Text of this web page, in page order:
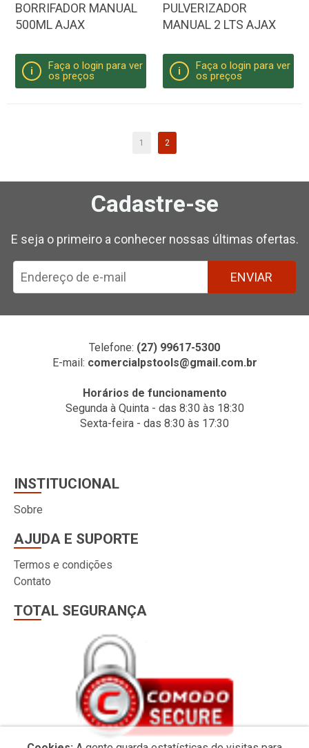
BORRIFADOR MANUAL
500ML AJAX
i
Faça o login para ver
os preços
PULVERIZADOR
MANUAL 2 LTS AJAX
i
Faça o login para ver
os preços
1 2
Cadastre-se
E seja o primeiro a conhecer nossas últimas ofertas.
ENVIAR
Telefone: (27) 99617-5300
E-mail: comercialpstools@gmail.com.br
Horários de funcionamento
Segunda à Quinta - das 8:30 às 18:30
Sexta-feira - das 8:30 às 17:30
INSTITUCIONAL
Sobre
AJUDA E SUPORTE
Termos e condições
Contato
TOTAL SEGURANÇA